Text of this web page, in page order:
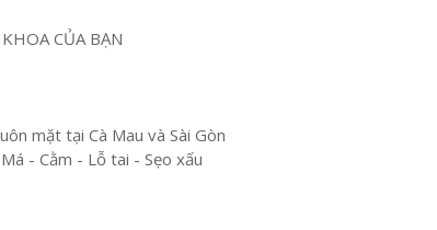
CỦA BẠN
mặt tại Cà Mau và Sài Gòn
- Cằm - Lỗ tai - Sẹo xấu